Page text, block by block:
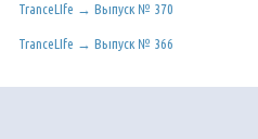
TranceLIfe → Выпуск № 370
TranceLIfe → Выпуск № 366